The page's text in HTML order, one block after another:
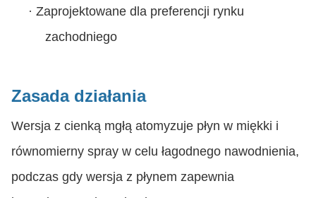
· Zaprojektowane dla preferencji rynku
zachodniego
Zasada działania
Wersja z cienką mgłą atomyzuje płyn w miękki i
równomierny spray w celu łagodnego nawodnienia,
podczas gdy wersja z płynem zapewnia